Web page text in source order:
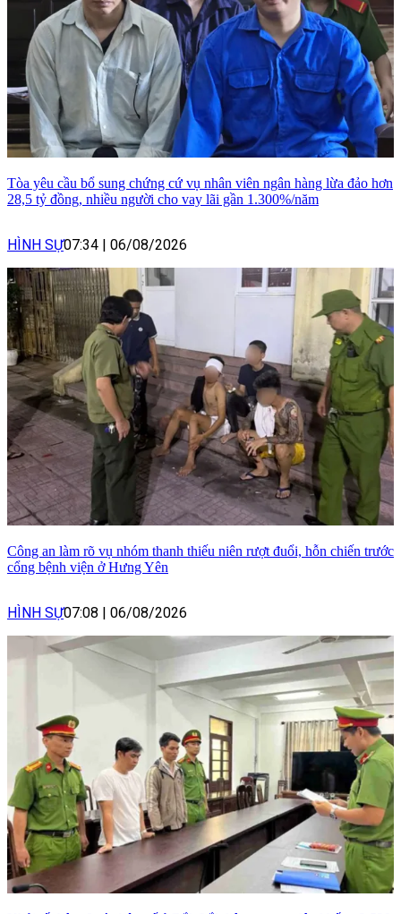
Tòa yêu cầu bổ sung chứng cứ vụ nhân viên ngân hàng lừa đảo hơn
28,5 tỷ đồng, nhiều người cho vay lãi gần 1.300%/năm
HÌNH SỰ07:34 06/08/2026
Công an làm rõ vụ nhóm thanh thiếu niên rượt đuổi, hỗn chiến trước
cổng bệnh viện ở Hưng Yên
HÌNH SỰ07:08 06/08/2026